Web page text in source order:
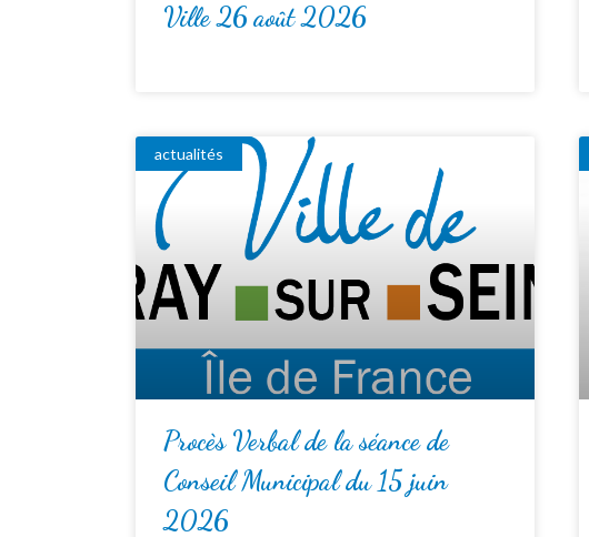
Ville 26 août 2026
actualités
Procès Verbal de la séance de
Conseil Municipal du 15 juin
2026